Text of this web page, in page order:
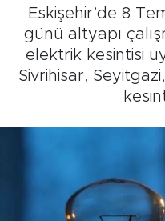
Eskişehir’de 8
günü altyapı
elektrik kesintisi
Sivrihisar,